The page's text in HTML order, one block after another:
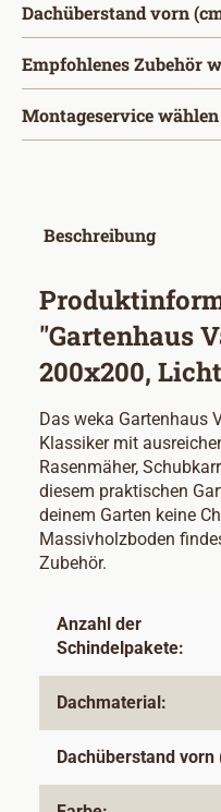
Dachüberstand vorn
Empfohlenes Zubehör
Montageservice wählen
Beschreibung
"Gartenhaus
200x200,
Das weka Gartenhaus
Klassiker mit
Rasenmäher,
diesem praktischen
deinem Garten keine
Massivholzboden
Zubehör.
Anzahl der
Schindelpakete:
Dachmaterial:
Dachüberstand vorn